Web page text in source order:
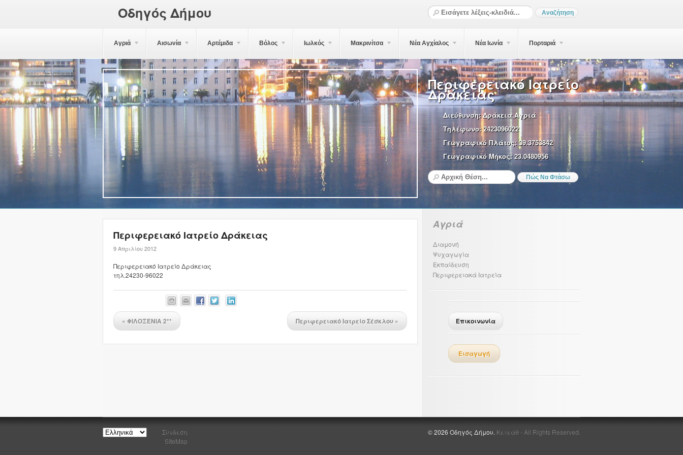
Οδηγός Δήμου
Αγριά Αισωνία Αρτέμιδα Βόλος Ιωλκός Μακρινίτσα Νέα Αγχίαλος Νέα Ιωνία Πορταριά
Περιφερειακό Ιατρείο
Δράκειας
Διεύθυνση:Δράκεια,Αγριά
Τηλέφωνο:2423096022
Γεωγραφικό Πλάτος:39.3753842
Γεωγραφικό Μήκος:23.0480956
Περιφερειακό Ιατρείο Δράκειας
9 Απριλίου 2012
Περιφερειακό Ιατρείο Δράκειας
τηλ.24230-96022
« ΦΙΛΟΞΕΝΙΑ 2** Περιφερειακό Ιατρείο Σέσκλου »
Αγριά
Διαμονή
Ψυχαγωγία
Εκπαίδευση
Περιφερειακά Ιατρεία
Επικοινωνία
Εισαγωγή
Σύνδεση
SiteMap
© 2026 Οδηγός Δήμου. Κετεάθ - All Rights Reserved.